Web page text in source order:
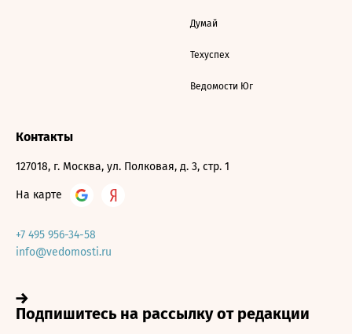
Думай
Техуспех
Ведомости Юг
Контакты
127018, г. Москва, ул. Полковая, д. 3, стр. 1
На карте
+7 495 956-34-58
info@vedomosti.ru